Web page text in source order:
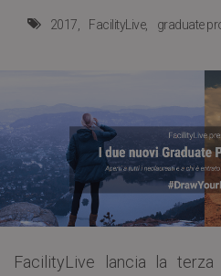
2017 FacilityLive graduate
FacilityLive lancia la